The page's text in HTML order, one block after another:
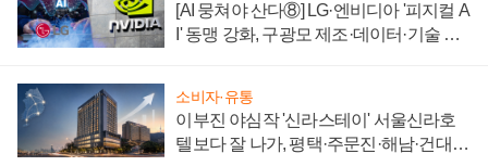
[AI 뭉쳐야 산다⑧] LG·엔비디아 '피지컬 A
I' 동맹 강화, 구광모 제조·데이터·기술 결
소비자·유통
이부진 야심작 '신라스테이' 서울신라호
텔보다 잘 나가, 평택·주문진·해남·건대로